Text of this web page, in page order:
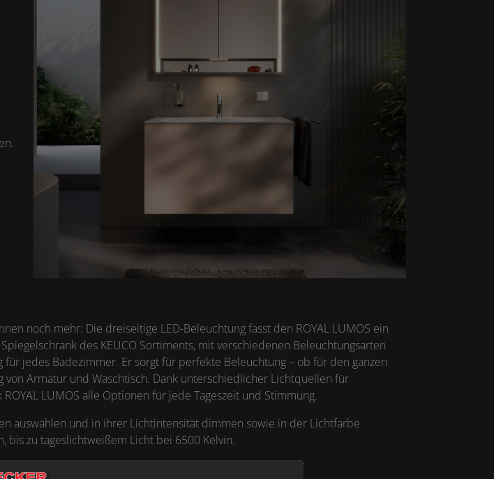
noch mehr: Die dreiseitige LED-Beleuchtung fasst den ROYAL LUMOS ein
des KEUCO Sortiments, mit verschiedenen Beleuchtungsarten
jedes Badezimmer. Er sorgt für perfekte Beleuchtung – ob für den ganzen
Armatur und Waschtisch. Dank unterschiedlicher Lichtquellen für
LUMOS alle Optionen für jede Tageszeit und Stimmung.
auswählen und in ihrer Lichtintensität dimmen sowie in der Lichtfarbe
bis zu tageslichtweißem Licht bei 6500 Kelvin.